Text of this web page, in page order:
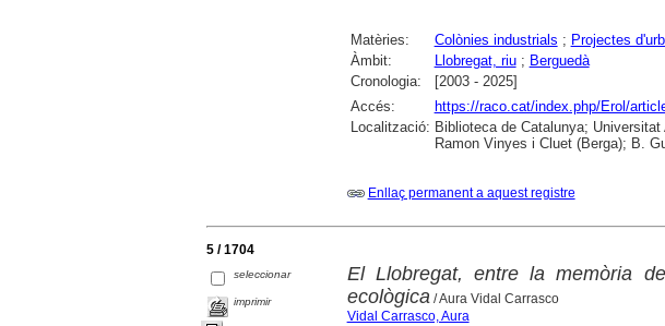
Matèries: Colònies industrials ; Projectes
Àmbit:
Llobregat, riu; Berguedà
Cronologia:
[2003 - 2025]
Accés:
https://raco.cat/index.php/Erol/
Localització: Biblioteca de Catalunya;
Ramon Vinyes i Cluet (Berga); B.
Enllaç permanent a aquest registre
5 / 1704
seleccionar
imprimir
El Llobregat, entre la memòria
ecològica/ Aura Vidal Carrasco
Vidal Carrasco, Aura